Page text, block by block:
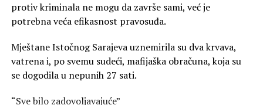
protiv kriminala ne mogu da završe sami, već je
potrebna veća efikasnost pravosuđa.
Mještane Istočnog Sarajeva uznemirila su dva krvava,
vatrena i, po svemu sudeći, mafijaška obračuna, koja su
se dogodila u nepunih 27 sati.
“Sve bilo zadovoljavajuće”